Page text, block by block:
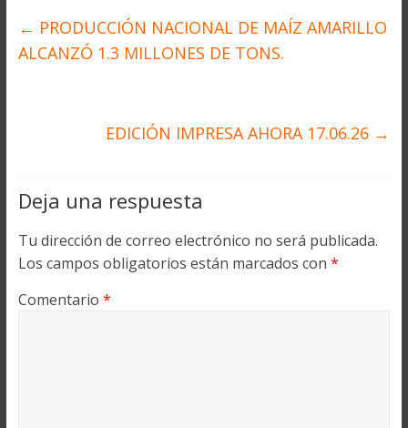
← PRODUCCIÓN NACIONAL DE MAÍZ AMARILLO
ALCANZÓ 1.3 MILLONES DE TONS.
EDICIÓN IMPRESA AHORA 17.06.26 →
Deja una respuesta
Tu dirección de correo electrónico no será publicada.
Los campos obligatorios están marcados con *
Comentario *